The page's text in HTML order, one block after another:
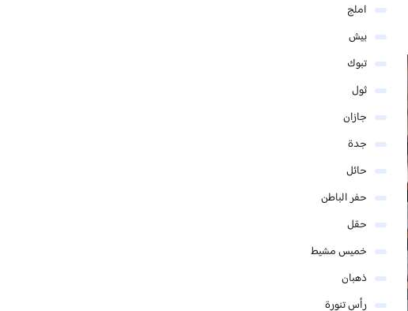
املج
بيش
تبوك
ثول
جازان
جدة
حائل
حفر الباطن
حقل
خميس مشيط
ذهبان
رأس تنورة